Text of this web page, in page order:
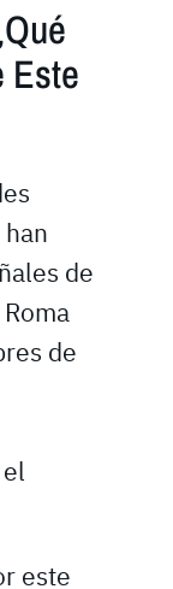
Este
de
de
este